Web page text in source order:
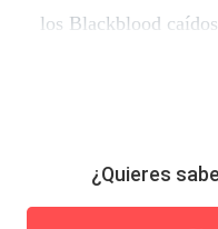
los Blackblood
¿Quieres